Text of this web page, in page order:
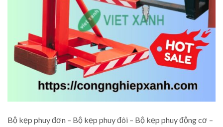
Bộ kẹp phuy đơn – Bộ kẹp phuy đôi – Bộ kẹp phuy động cơ –